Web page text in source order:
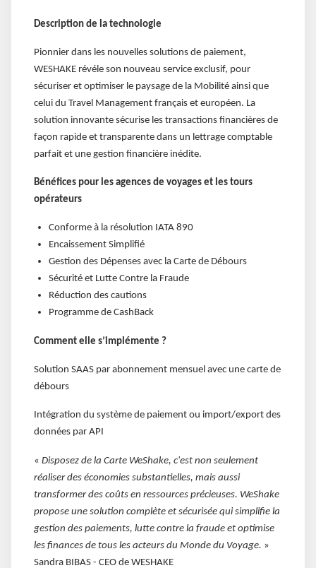
Description de la technologie
Pionnier dans les nouvelles solutions de paiement,
WESHAKE révéle son nouveau service exclusif, pour
sécuriser et optimiser le paysage de la Mobilité ainsi que
celui du Travel Management français et européen. La
solution innovante sécurise les transactions financières de
façon rapide et transparente dans un lettrage comptable
parfait et une gestion financière inédite.
Bénéfices pour les agences de voyages et les tours
opérateurs
Conforme à la résolution IATA 890
Encaissement Simplifié
Gestion des Dépenses avec la Carte de Débours
Sécurité et Lutte Contre la Fraude
Réduction des cautions
Programme de CashBack
Comment elle s’implémente ?
Solution SAAS par abonnement mensuel avec une carte de
débours
Intégration du système de paiement ou import/export des
données par API
« Disposez de la Carte WeShake, c'est non seulement
réaliser des économies substantielles, mais aussi
transformer des coûts en ressources précieuses. WeShake
propose une solution complète et sécurisée qui simplifie la
gestion des paiements, lutte contre la fraude et optimise
les finances de tous les acteurs du Monde du Voyage. »
Sandra BIBAS - CEO de WESHAKE